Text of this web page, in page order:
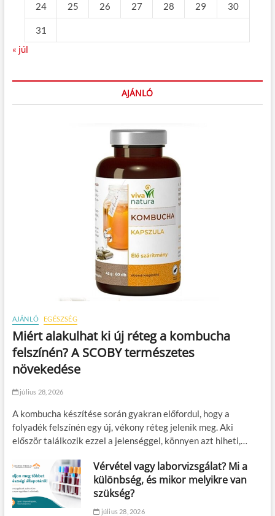
24 25 26 27 28 29 30
31
« júl
AJÁNLÓ
AJÁNLÓ EGÉSZSÉG
Miért alakulhat ki új réteg a kombucha
felszínén? A SCOBY természetes
növekedése
július 28, 2026
A kombucha készítése során gyakran előfordul, hogy a
folyadék felszínén egy új, vékony réteg jelenik meg. Aki
először találkozik ezzel a jelenséggel, könnyen azt hiheti,…
Vérvétel vagy laborvizsgálat? Mi a
különbség, és mikor melyikre van
szükség?
július 28, 2026